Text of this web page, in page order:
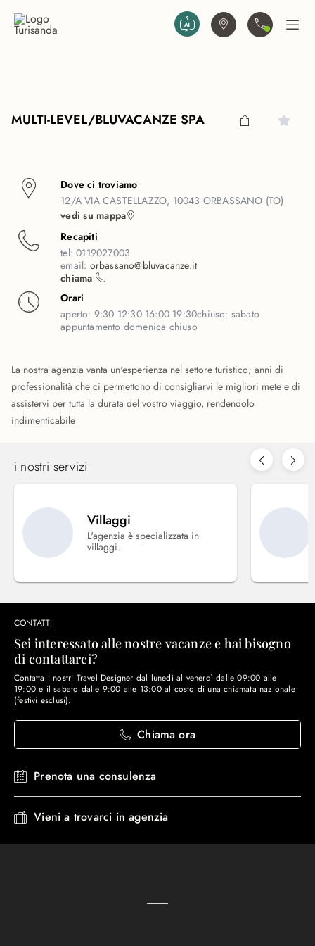
Trova agenziaContattaciApri
MULTI-LEVEL/BLUVACANZE SPA
Dove ci troviamo
12/A VIA CASTELLAZZO, 10043 ORBASSANO (TO)
vedi su mappa
Recapiti
tel:0119027003
email: orbassano@bluvacanze.it
chiama
Orari
aperto: 9:30 12:30 16:00 19:30chiuso: sabato
appuntamento domenica chiuso
La nostra agenzia vanta un'esperienza nel settore turistico; anni di
professionalità che ci permettono di consigliarvi le migliori mete e di
assistervi per tutta la durata del vostro viaggio, rendendolo
indimenticabile
i nostri servizi
Villaggi
L'agenzia è specializzata in
villaggi.
CONTATTI
Sei interessato alle nostre vacanze e hai bisogno
di contattarci?
Contatta i nostri Travel Designer dal lunedì al venerdì dalle 09:00 alle
19:00 e il sabato dalle 9:00 alle 13:00 al costo di una chiamata nazionale
(festivi esclusi).
Chiama ora
Prenota una consulenza
Vieni a trovarci in agenzia